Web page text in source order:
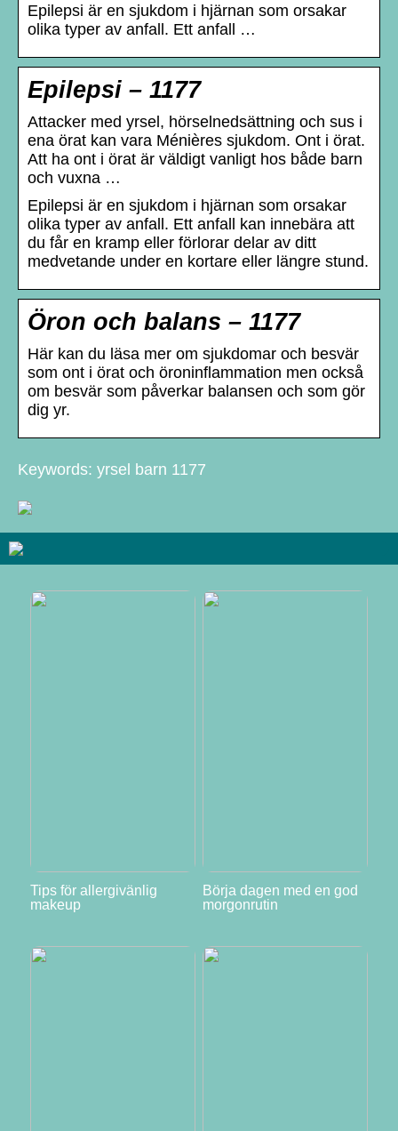
Epilepsi är en sjukdom i hjärnan som orsakar
olika typer av anfall. Ett anfall …
Epilepsi – 1177
Attacker med yrsel, hörselnedsättning och sus i
ena örat kan vara Ménières sjukdom. Ont i örat.
Att ha ont i örat är väldigt vanligt hos både barn
och vuxna …
Epilepsi är en sjukdom i hjärnan som orsakar
olika typer av anfall. Ett anfall kan innebära att
du får en kramp eller förlorar delar av ditt
medvetande under en kortare eller längre stund.
Öron och balans – 1177
Här kan du läsa mer om sjukdomar och besvär
som ont i örat och öroninflammation men också
om besvär som påverkar balansen och som gör
dig yr.
Keywords: yrsel barn 1177
Tips för allergivänlig
makeup
Börja dagen med en god
morgonrutin